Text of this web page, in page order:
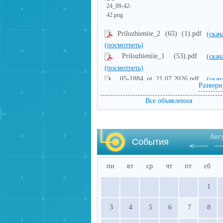
Prilozhieniie_2 (65) (1).pdf
(посмотреть)
Prilozhieniie_1 (53).pdf
(посмотреть)
05-1884_ot_21.07.2026.pdf
Все объявления
События
пн вт ср чт пт сб
1
3 4 5 6 7 8